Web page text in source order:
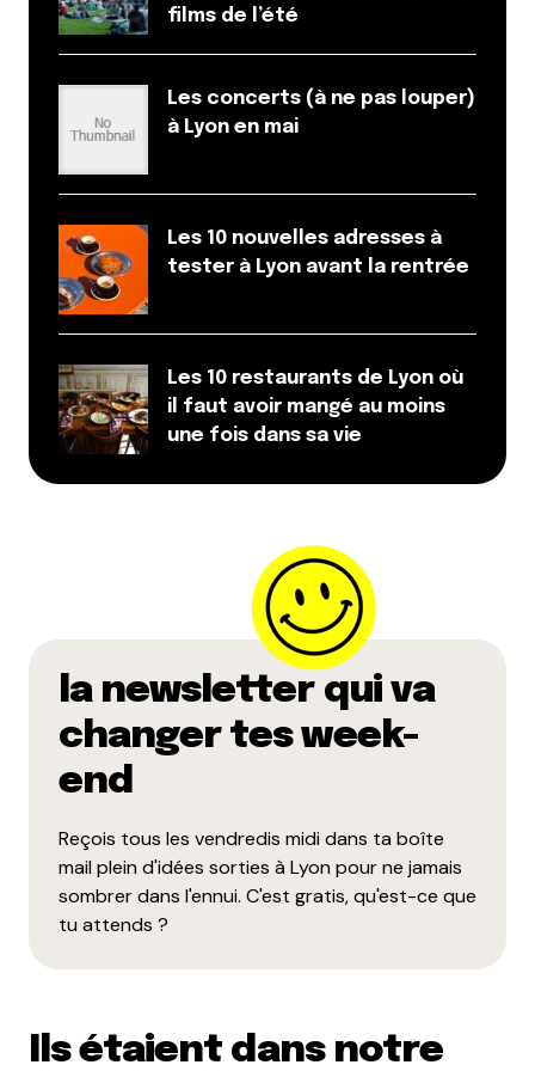
Répondre
Et Bruno Montcoudiol ?
Champion du monde et MOF en pâtisserie, non
Rapport qualité/prix, je n’ai rien eu à dire et
beaucoup d’imagination !
Delphine
22 mai 2014 à 21 h 41 min
Répondre
Merci Delphine pour cet ajout. On est
malheureusement passé à coté.
Qyrool
22 mai 2014 à 21 h 52 min
Salut,
Merci pour cette belle série sur la plus meilleure de
toutes les villes du moooonde !! (Vous n’avez pas
précisé, mais les stéphanois sont un tout petit peu
chauvins).
Juste un petit détail, les liens autres que facebook
(sauf Weiss) nous renvoient vers une erreur 404.
Ciao.
Répondre
Votre adresse e-mail ne sera pas publiée. Les
films de l’été
Les concerts (à ne pas louper)
à Lyon en mai
Les 10 nouvelles adresses à
tester à Lyon avant la rentrée
Les 10 restaurants de Lyon où
il faut avoir mangé au moins
une fois dans sa vie
la newsletter qui va
changer tes week-
end
Reçois tous les vendredis midi dans ta boîte
mail plein d'idées sorties à Lyon pour ne jamais
sombrer dans l'ennui. C'est gratis, qu'est-ce que
tu attends ?
Ils étaient dans notre